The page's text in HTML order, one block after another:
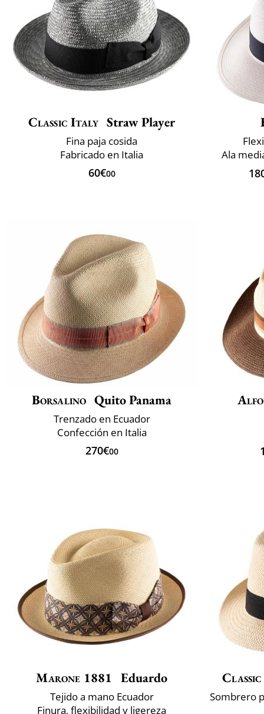
Classic Italy Straw Player
Fina paja cosida
Fabricado en Italia
60€00
Ala
Borsalino Quito Panama
Trenzado en Ecuador
Confección en Italia
270€00
Marone 1881 Eduardo
Tejido a mano Ecuador
Finura, flexibilidad y ligereza